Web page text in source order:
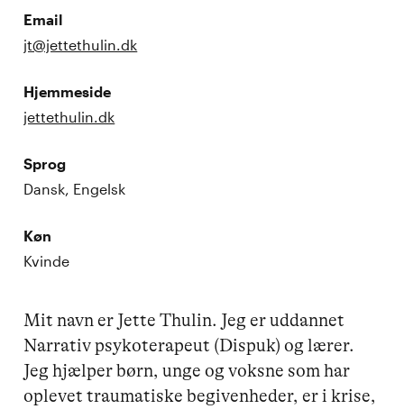
Email
jt@jettethulin.dk
Hjemmeside
jettethulin.dk
Sprog
Dansk, Engelsk
Køn
Kvinde
Mit navn er Jette Thulin. Jeg er uddannet
Narrativ psykoterapeut (Dispuk) og lærer.
Jeg hjælper børn, unge og voksne som har
oplevet traumatiske begivenheder, er i krise,